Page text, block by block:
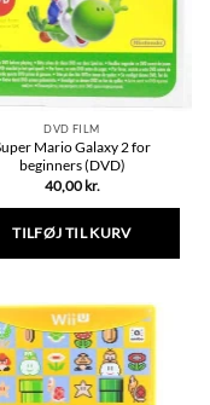
DVD FILM
Mario Galaxy 2 for
beginners (DVD)
40,00 kr.
TILFØJ TIL KURV